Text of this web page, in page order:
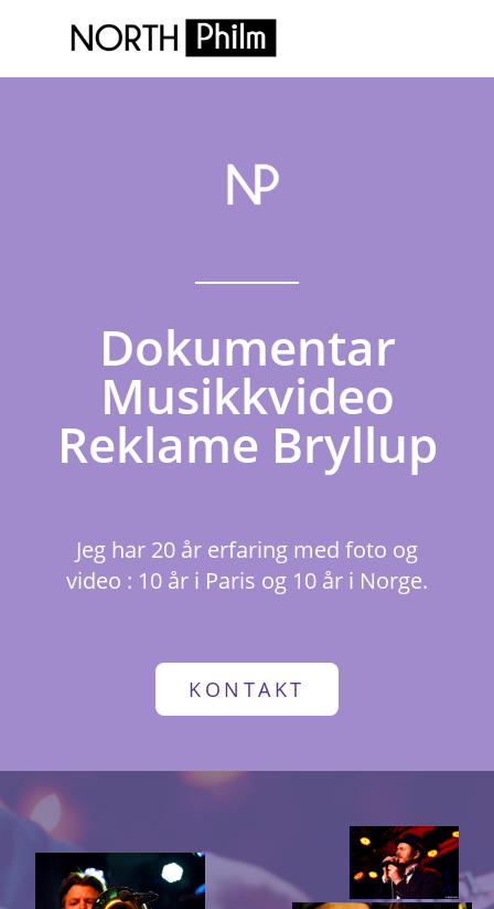
Dokumentar
Musikkvideo
Reklame Bryllup
Jeg har 20 år erfaring med foto og
video : 10 år i Paris og 10 år i Norge.
KONTAKT